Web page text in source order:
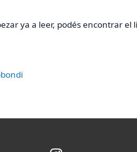
ya a leer, podés encontrar